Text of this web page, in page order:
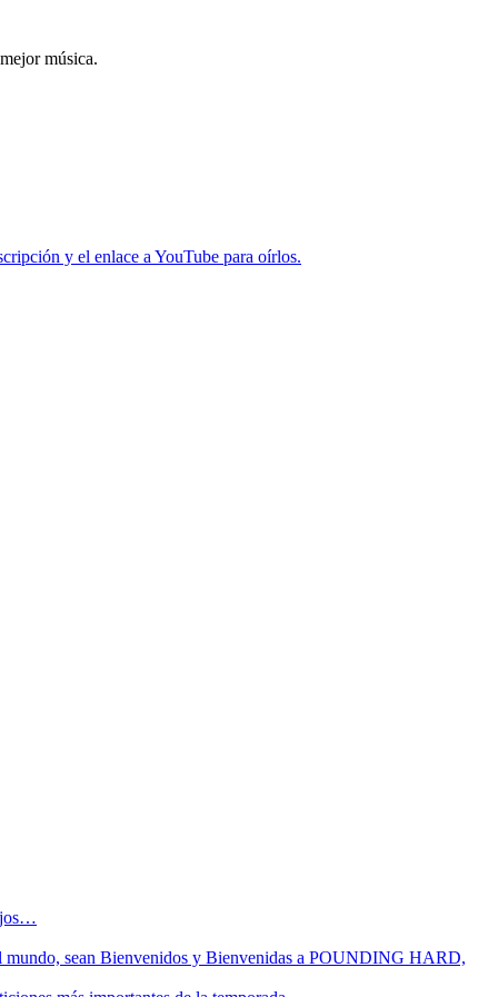
música.
y el enlace a YouTube para oírlos.
mundo, sean Bienvenidos y Bienvenidas a POUNDING HARD,